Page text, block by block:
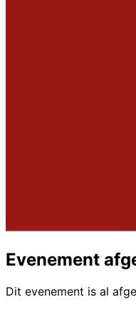
Evenement
Dit evenement is al